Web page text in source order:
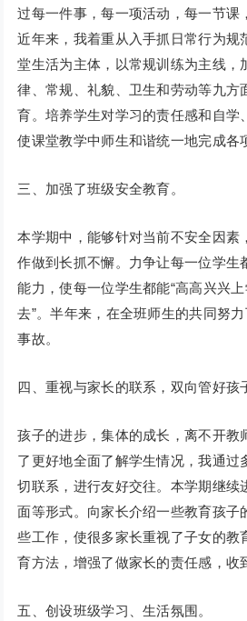
过每一件事，每一项活动，每一节课
近年来，我着重从入手抓日常行为规
堂生活为主体，以常规训练为主线，
律、常规、礼貌、卫生和劳动等九方
育。培养学生对学习的责任感和自学
使课堂教学中师生和谐统一地完成各
三、加强了班级安全教育。
本学期中，能够针对当前不安全因素
作做到长抓不懈。力争让每一位学生
能力，使每一位学生都能“高高兴兴
去”。半年来，在全班师生的共同努
事故。
四、重视与家长的联系，双向管好孩
孩子的进步，集体的成长，离不开教
了更好地全面了解学生情况，我通过
切联系，进行友好交往。本学期继续
面等形式。向家长介绍一些教育孩子
些工作，使很多家长重视了子女的教
育方法，增强了做家长的责任感，收
五、创设班级学习、生活氛围。